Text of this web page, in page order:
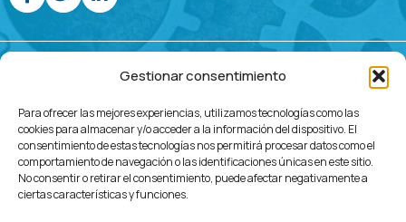
Gestionar consentimiento
Para ofrecer las mejores experiencias, utilizamos tecnologías como las
cookies para almacenar y/o acceder a la información del dispositivo. El
consentimiento de estas tecnologías nos permitirá procesar datos como el
comportamiento de navegación o las identificaciones únicas en este sitio.
No consentir o retirar el consentimiento, puede afectar negativamente a
ciertas características y funciones.
Jornadas de Economía Laboral
ProgramaCall For
Papers
ComitésInscripciónUbicaciónContacto